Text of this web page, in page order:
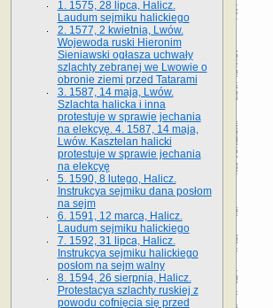
1. 1575, 28 lipca, Halicz.
Laudum sejmiku halickiego
2. 1577, 2 kwietnia, Lwów.
Wojewoda ruski Hieronim
Sieniawski ogłasza uchwały
szlachty zebranej we Lwowie o
obronie ziemi przed Tatarami
3. 1587, 14 maja, Lwów.
Szlachta halicka i inna
protestuje w sprawie jechania
na elekcyę. 4. 1587, 14 maja,
Lwów. Kasztelan halicki
protestuje w sprawie jechania
na elekcyę
5. 1590, 8 lutego, Halicz.
Instrukcya sejmiku dana posłom
na sejm
6. 1591, 12 marca, Halicz.
Laudum sejmiku halickiego
7. 1592, 31 lipca, Halicz.
Instrukcya sejmiku halickiego
posłom na sejm walny
8. 1594, 26 sierpnia, Halicz.
Protestacya szlachty ruskiej z
powodu cofnięcia się przed